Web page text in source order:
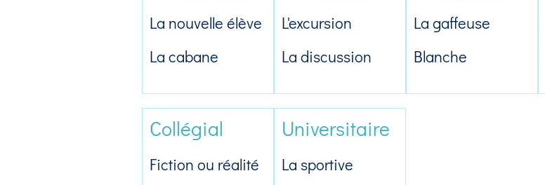
La nouvelle élève
La cabane
L'excursion
La discussion
La gaffeuse
Blanche
Collégial
Fiction ou réalité
Universitaire
La sportive